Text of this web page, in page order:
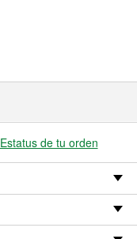
Estatus de tu orden